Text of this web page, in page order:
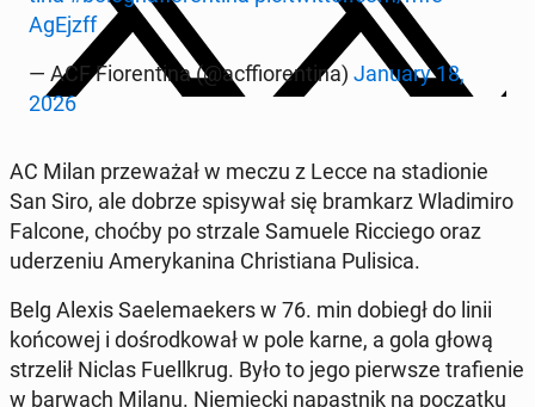
AgEjzff
— ACF Fio­ren­ti­na (@acf­fio­ren­ti­na) January 18,
2026
AC Milan prze­wa­żał w meczu z Lecce na sta­dio­nie
San Siro, ale dobrze spi­sy­wał się bram­karz Wla­di­mi­ro
Falcone, choćby po strzale Samuele Ric­cie­go oraz
ude­rze­niu Ame­ry­ka­ni­na Chri­stia­na Pu­li­si­ca.
Belg Alexis Sa­ele­ma­ekers w 76. min dobiegł do linii
koń­co­wej i do­środ­ko­wał w pole karne, a gola głową
strze­lił Niclas Fu­el­l­krug. Było to jego pierw­sze tra­fie­nie
w barwach Milanu. Nie­miec­ki na­past­nik na po­cząt­ku